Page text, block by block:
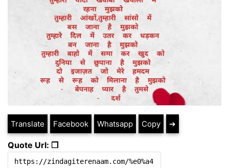
Translate Facebook Whatsapp Copy ➔
Quote Url: ❐